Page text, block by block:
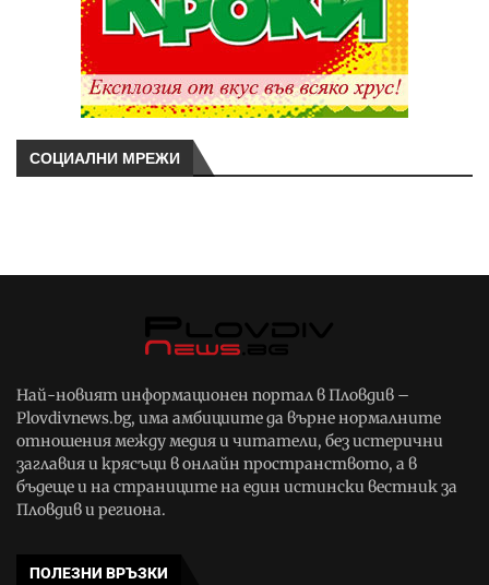
СОЦИАЛНИ МРЕЖИ
Най-новият информационен портал в Пловдив –
Plovdivnews.bg, има амбициите да върне нормалните
отношения между медия и читатели, без истерични
заглавия и крясъци в онлайн пространството, а в
бъдеще и на страниците на един истински вестник за
Пловдив и региона.
ПОЛЕЗНИ ВРЪЗКИ